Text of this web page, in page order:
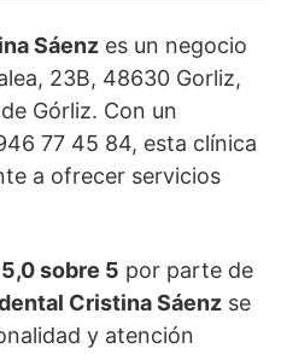
Sáenz es un negocio
23B, 48630 Gorliz,
Górliz. Con un
77 45 84, esta clínica
a ofrecer servicios
5,0 sobre 5 por parte de
Cristina Sáenz se
y atención